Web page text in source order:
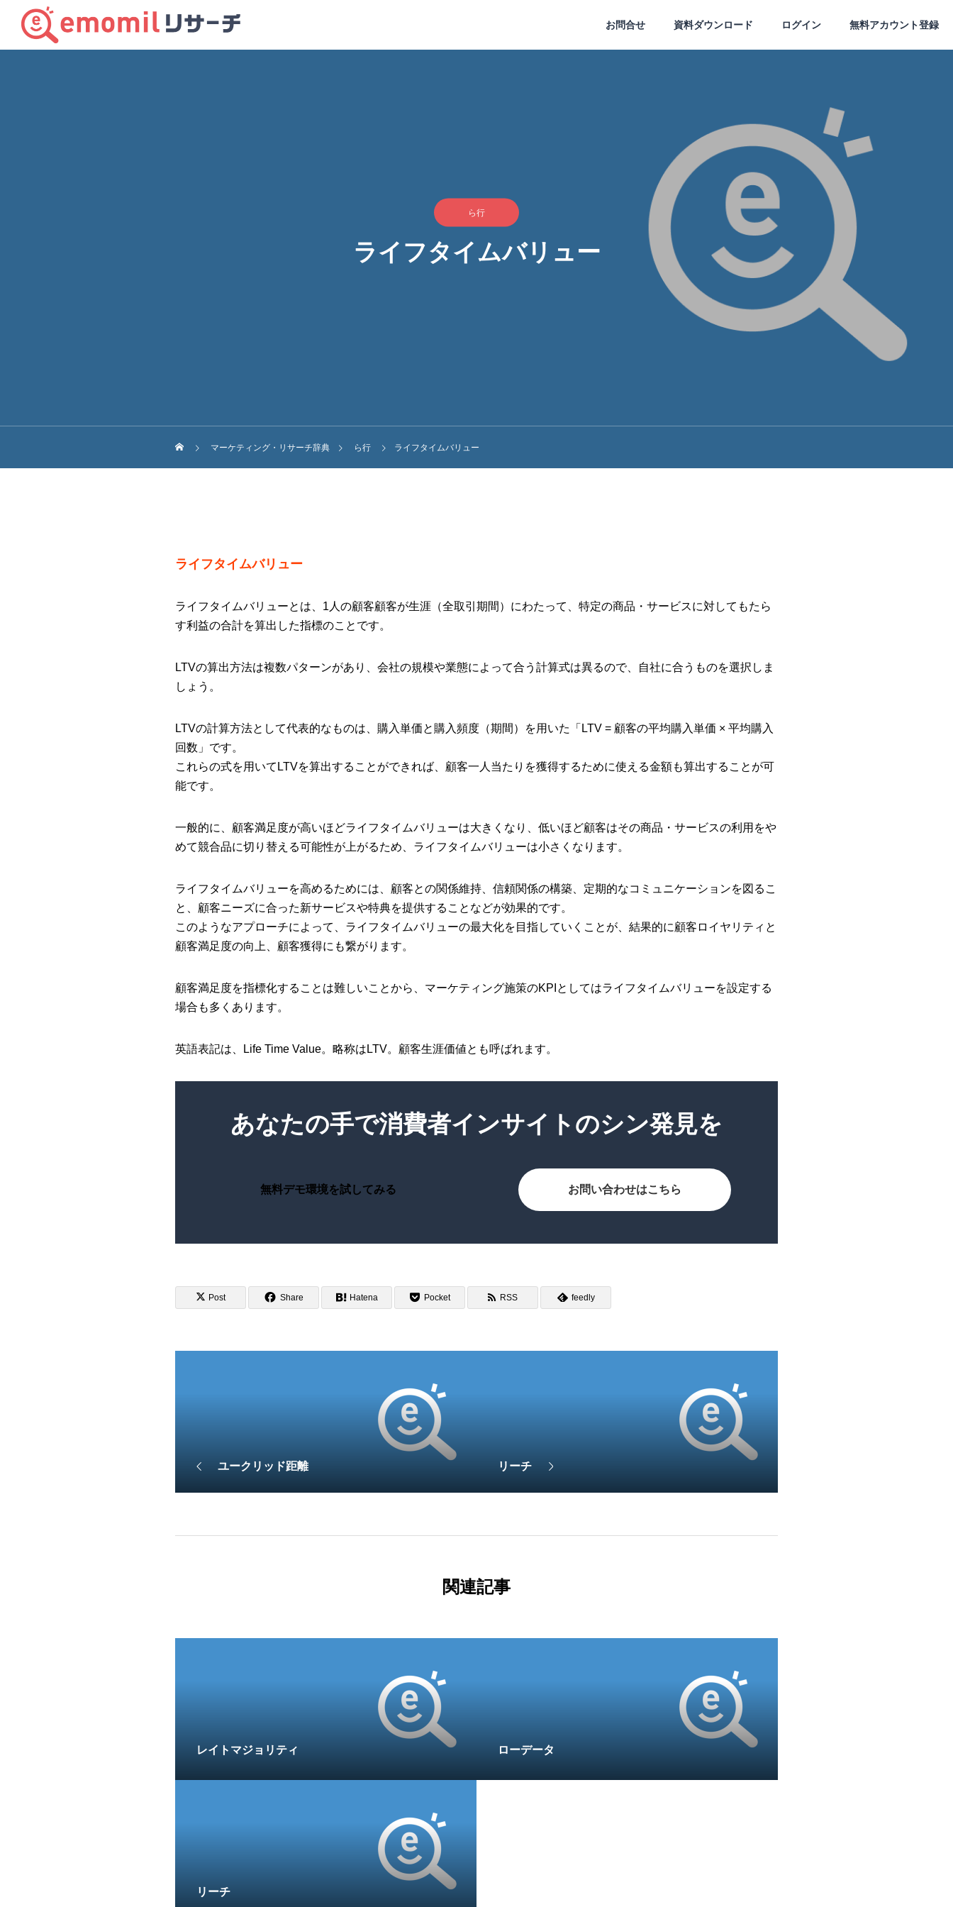
お問合せ 資料ダウンロード ログイン 無料アカウント登録
ら行
ライフタイムバリュー
マーケティング・リサーチ辞典 ら行 ライフタイムバリュー
ライフタイムバリュー
ライフタイムバリューとは、1人の顧客顧客が生涯（全取引期間）にわたって、特定の商品・サービスに対してもたら
す利益の合計を算出した指標のことです。
LTVの算出方法は複数パターンがあり、会社の規模や業態によって合う計算式は異るので、自社に合うものを選択しま
しょう。
LTVの計算方法として代表的なものは、購入単価と購入頻度（期間）を用いた「LTV = 顧客の平均購入単価 × 平均購入
回数」です。
これらの式を用いてLTVを算出することができれば、顧客一人当たりを獲得するために使える金額も算出することが可
能です。
一般的に、顧客満足度が高いほどライフタイムバリューは大きくなり、低いほど顧客はその商品・サービスの利用をや
めて競合品に切り替える可能性が上がるため、ライフタイムバリューは小さくなります。
ライフタイムバリューを高めるためには、顧客との関係維持、信頼関係の構築、定期的なコミュニケーションを図るこ
と、顧客ニーズに合った新サービスや特典を提供することなどが効果的です。
このようなアプローチによって、ライフタイムバリューの最大化を目指していくことが、結果的に顧客ロイヤリティと
顧客満足度の向上、顧客獲得にも繋がります。
顧客満足度を指標化することは難しいことから、マーケティング施策のKPIとしてはライフタイムバリューを設定する
場合も多くあります。
英語表記は、Life Time Value。略称はLTV。顧客生涯価値とも呼ばれます。
あなたの手で消費者インサイトのシン発見を
無料デモ環境を試してみる お問い合わせはこちら
Post Share Hatena Pocket RSS feedly
ユークリッド距離 リーチ
関連記事
レイトマジョリティ ローデータ
リーチ